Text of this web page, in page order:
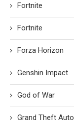
Fortnite
Fortnite
Forza Horizon
Genshin Impact
God of War
Grand Theft Auto